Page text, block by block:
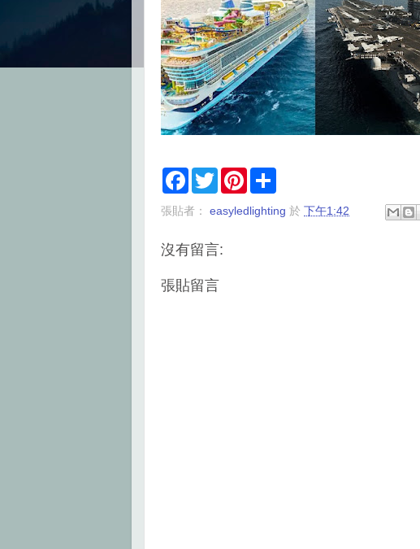
F
e
o
T
w
t
r
P
t
r
張貼者： easyledlighting 於 下午1:42
沒有留言:
張貼留言